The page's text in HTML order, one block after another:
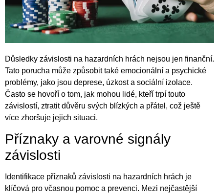
Důsledky závislosti na hazardních hrách nejsou jen finanční.
Tato porucha může způsobit také emocionální a psychické
problémy, jako jsou deprese, úzkost a sociální izolace.
Často se hovoří o tom, jak mohou lidé, kteří trpí touto
závislostí, ztratit důvěru svých blízkých a přátel, což ještě
více zhoršuje jejich situaci.
Příznaky a varovné signály
závislosti
Identifikace příznaků závislosti na hazardních hrách je
klíčová pro včasnou pomoc a prevenci. Mezi nejčastější